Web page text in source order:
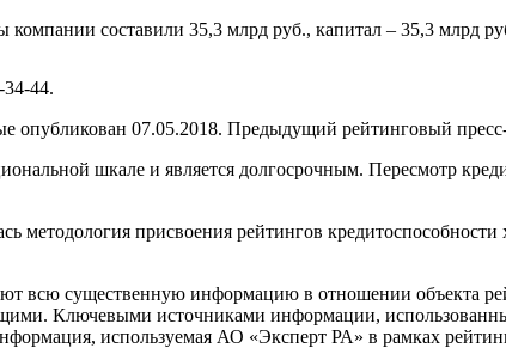
составили 35,3 млрд руб., капитал – 35,3 млрд
34-44.
07.05.2018. Предыдущий рейтинговый пресс-
шкале и является долгосрочным. Пересмотр
методология присвоения рейтингов
всю существенную информацию в отношении объекта
Ключевыми источниками информации,
используемая АО «Эксперт РА» в рамках